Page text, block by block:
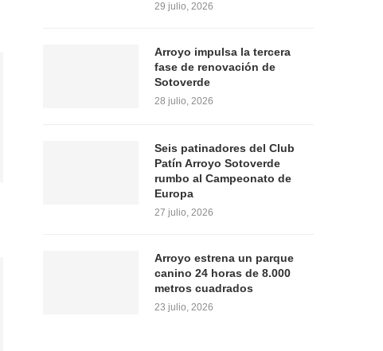
29 julio, 2026
Arroyo impulsa la tercera
fase de renovación de
Sotoverde
28 julio, 2026
Seis patinadores del Club
Patín Arroyo Sotoverde
rumbo al Campeonato de
Europa
27 julio, 2026
Arroyo estrena un parque
canino 24 horas de 8.000
metros cuadrados
23 julio, 2026